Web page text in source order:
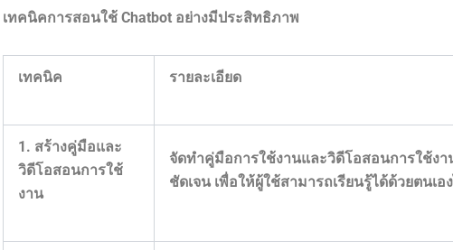
เทคนิคการสอนใช้ Chatbot อย่างมีประสิทธิภาพ
เทคนิค รายละเอียด
1. สร้างคู่มือและ
วิดีโอสอนการใช้
งาน
จัดทำคู่มือการใช้งานและวิดีโอสอนการใช้งา
ชัดเจน เพื่อให้ผู้ใช้สามารถเรียนรู้ได้ด้วยตนเอ